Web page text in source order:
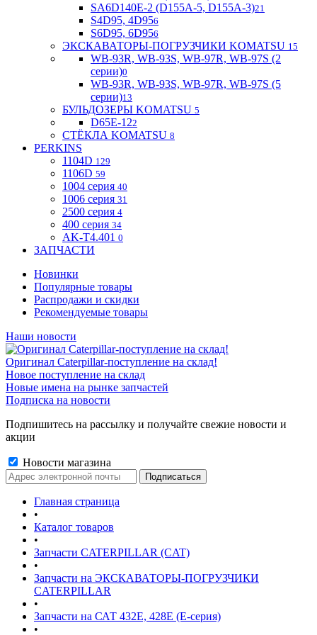
SA6D140E-2 (D155A-5, D155A-3)21
S4D95, 4D956
S6D95, 6D956
ЭКСКАВАТОРЫ-ПОГРУЗЧИКИ KOMATSU 15
WB-93R, WB-93S, WB-97R, WB-97S (2
серии)0
WB-93R, WB-93S, WB-97R, WB-97S (5
серии)13
БУЛЬДОЗЕРЫ KOMATSU 5
D65E-122
СТЁКЛА KOMATSU 8
PERKINS
1104D 129
1106D 59
1004 серия 40
1006 серия 31
2500 серия 4
400 серия 34
AK-T4.401 0
ЗАПЧАСТИ
Новинки
Популярные товары
Распродажи и скидки
Рекомендуемые товары
Наши новости
Оригинал Caterpillar-поступление на склад!
Новое поступление на склад
Новые имена на рынке запчастей
Подписка на новости
Подпишитесь на рассылку и получайте свежие новости и
акции
Новости магазина
Главная страница
•
Каталог товаров
•
Запчасти CATERPILLAR (CAT)
•
Запчасти на ЭКСКАВАТОРЫ-ПОГРУЗЧИКИ
CATERPILLAR
•
Запчасти на САТ 432E, 428E (E-серия)
•